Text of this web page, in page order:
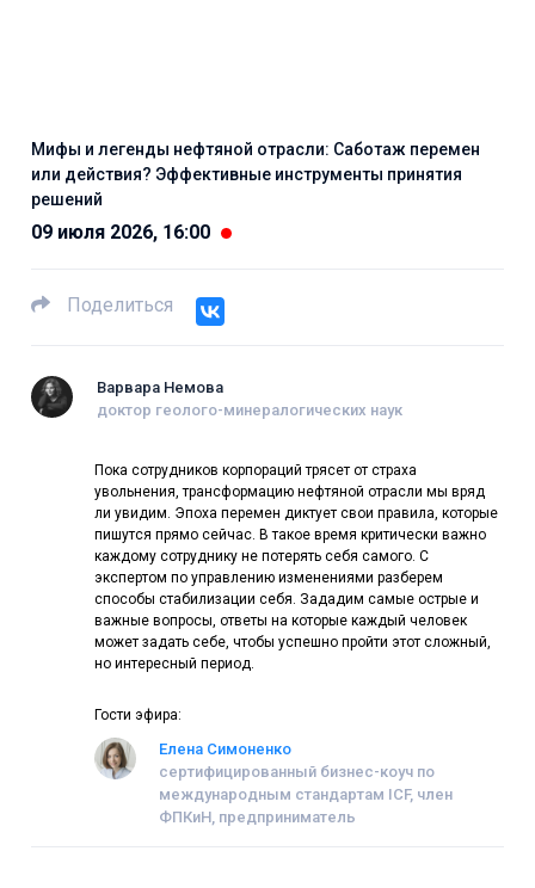
Мифы и легенды нефтяной отрасли: Саботаж перемен
или действия? Эффективные инструменты принятия
решений
09 июля 2026, 16:00
Поделиться
Варвара Немова
доктор геолого-минералогических наук
Пока сотрудников корпораций трясет от страха
увольнения, трансформацию нефтяной отрасли мы вряд
ли увидим. Эпоха перемен диктует свои правила, которые
пишутся прямо сейчас. В такое время критически важно
каждому сотруднику не потерять себя самого. С
экспертом по управлению изменениями разберем
способы стабилизации себя. Зададим самые острые и
важные вопросы, ответы на которые каждый человек
может задать себе, чтобы успешно пройти этот сложный,
но интересный период.
Гости эфира:
Елена Симоненко
сертифицированный бизнес-коуч по
международным стандартам ICF, член
ФПКиН, предприниматель